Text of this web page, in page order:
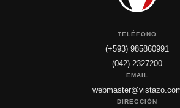
TELÉFONO
(+593) 985860991
(042) 2327200
EMAIL
DIRECCIÓN